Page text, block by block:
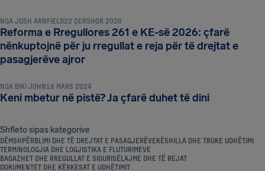
NGA JOSH ARNFIELD22 QERSHOR 2026
Reforma e Rregullores 261 e KE-së 2026: çfarë
nënkuptojnë për ju rregullat e reja për të drejtat e
pasagjerëve ajror
DËMSHPËRBLIMI DHE TË DREJTAT E PASAGJERËVE
NGA BIKI JOHN18 MARS 2024
Keni mbetur në pistë? Ja çfarë duhet të dini
Shfleto sipas kategorive
DËMSHPËRBLIMI DHE TË DREJTAT E PASAGJERËVEKËSHILLA DHE TRUKE UDHËTIMI
TERMINOLOGJIA DHE LOGJISTIKA E FLUTURIMEVE
BAGAZHET DHE RREGULLAT E SIGURISËLAJME DHE TË REJAT
DOKUMENTET DHE KËRKESAT E UDHËTIMIT